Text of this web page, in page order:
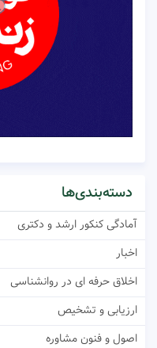
دسته‌بندی‌ها
آمادگی کنکور ارشد و دکتری
اخبار
اخلاق حرفه ای در روانشناسی
ارزیابی و تشخیص
اصول و فنون مشاوره